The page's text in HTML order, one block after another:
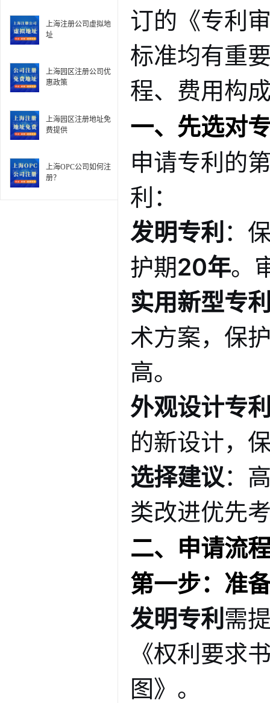
上海注册公司虚拟地
址
上海园区注册公司优
惠政策
上海园区注册地址免
费提供
上海OPC公司如何注
册？
订的《专利
标准均有重
程、费用构
一、先选对
申请专利的
利：
发明专利 ：
护期20年。
实用新型专
术方案，保
高。
外观设计专
的新设计，
选择建议：
类改进优先
二、申请流
第一步：准
发明专利 需
《权利要求
图》 。